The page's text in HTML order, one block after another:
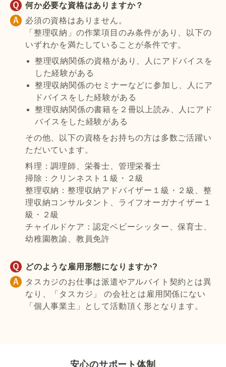
何か必要な資格はありますか？
必須の資格はありません。
「整理収納」の作業項目のみ条件があり、以下の
いずれかを満たしていることが条件です。
整理収納関係の資格があり、人にアドバイスを
した経験がある
整理収納関係のセミナーなどに参加し、人にア
ドバイスをした経験がある
整理収納関係の書籍を２冊以上読み、人にアド
バイスをした経験がある
その他、以下の資格をお持ちの方は多数ご活躍い
ただいています。
料理：調理師、栄養士、管理栄養士
掃除：クリンネスト１級・２級
整理収納：整理収納アドバイザー１級・２級、整
理収納コンサルタント、ライフオーガナイザー１
級・２級
チャイルドケア：認定ベビーシッター、保育士、
幼稚園教諭、教員免許
どのような雇用形態になりますか?
タスカジのお仕事は派遣やアルバイト契約とは異
なり、「タスカジ」 の会社とは雇用関係にない
「個人事業主」として活動頂く形となります。
安心のサポート体制